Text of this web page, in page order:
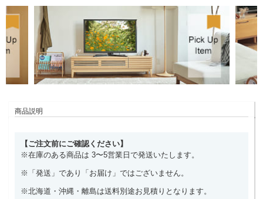
商品説明
【ご注文前にご確認ください】
※在庫のある商品は 3〜5営業日で発送いたします。
※「発送」であり「お届け」ではございません。
※北海道・沖縄・離島は送料別途お見積りとなります。